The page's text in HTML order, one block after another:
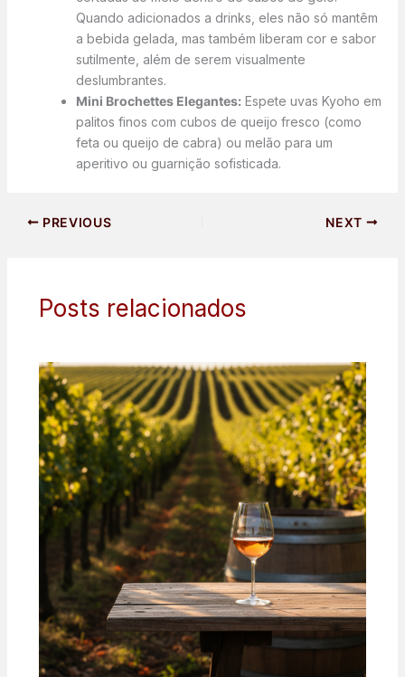
Quando adicionados a drinks, eles não só mantêm
a bebida gelada, mas também liberam cor e sabor
sutilmente, além de serem visualmente
deslumbrantes.
Mini Brochettes Elegantes:Espete uvas Kyoho em
palitos finos com cubos de queijo fresco (como
feta ou queijo de cabra) ou melão para um
aperitivo ou guarnição sofisticada.
PREVIOUS NEXT
Posts relacionados